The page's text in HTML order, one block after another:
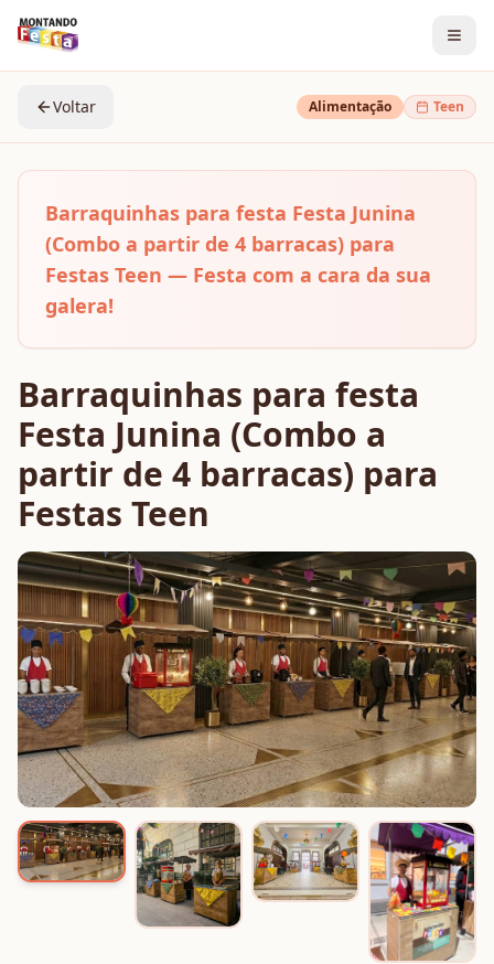
Voltar Alimentação Teen
Barraquinhas para festa Festa Junina
(Combo a partir de 4 barracas) para
Festas Teen — Festa com a cara da sua
galera!
Barraquinhas para festa
Festa Junina (Combo a
partir de 4 barracas) para
Festas Teen